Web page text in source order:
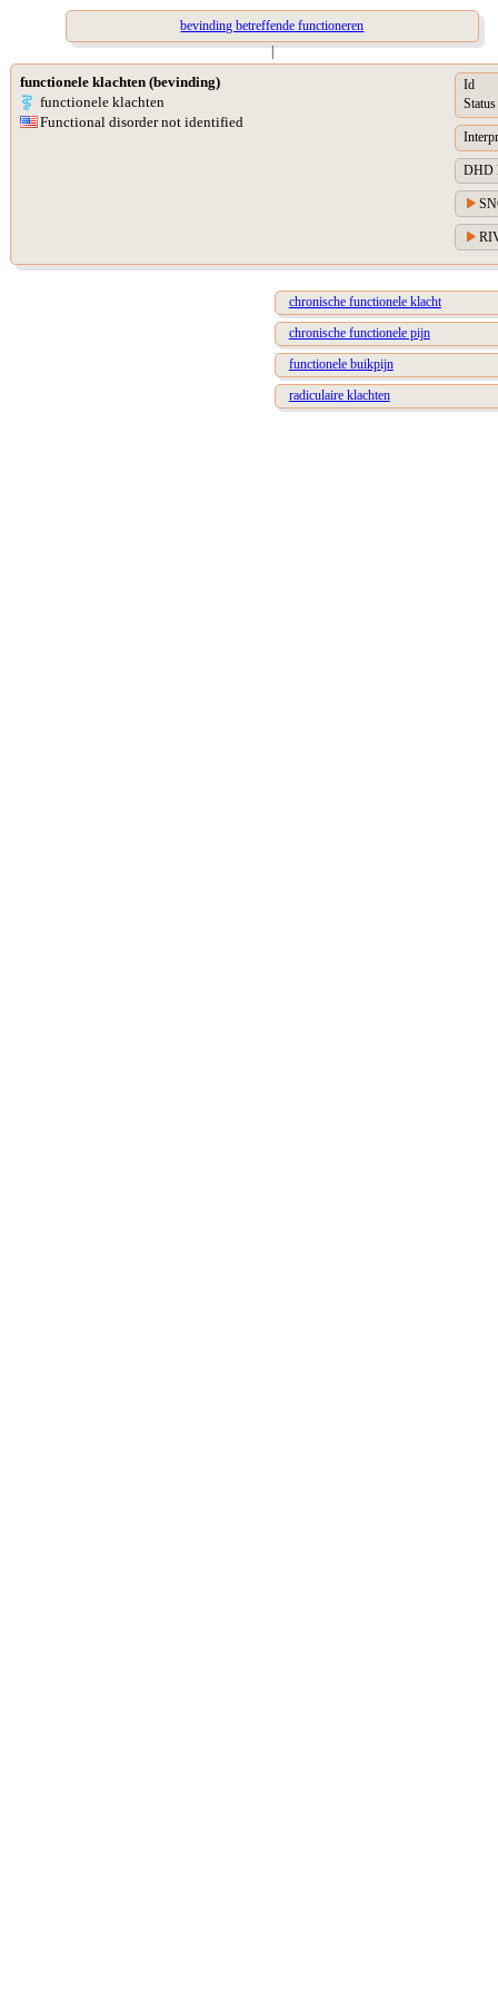
bevinding betreffende functioneren
|
functionele klachten (bevinding)
functionele klachten
Functional disorder not identified
Id
Status
DHD
chronische functionele klacht
chronische functionele pijn
functionele buikpijn
radiculaire klachten